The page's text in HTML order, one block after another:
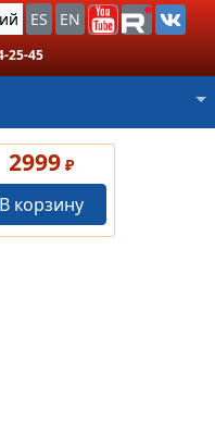
ES EN
25-45
2999 ₽
В корзину